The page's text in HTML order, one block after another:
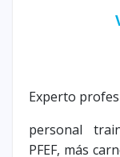
Experto
personal
PFEF, más